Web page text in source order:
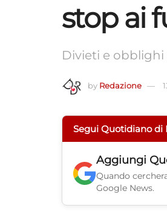
stop ai
Divieti e obblighi
by Redazione
Segui Quotidiano di
Aggiungi
Quando
Google News.